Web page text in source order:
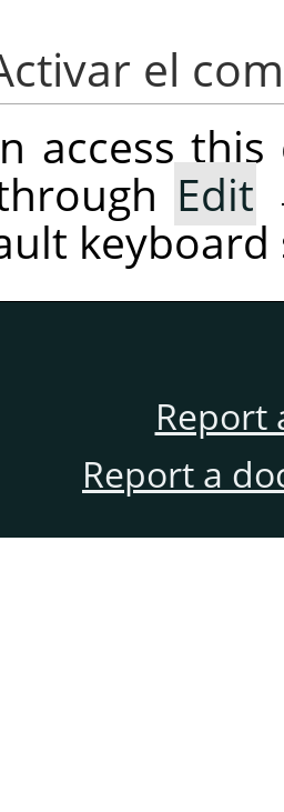
el
access
Edit
Report
Report a